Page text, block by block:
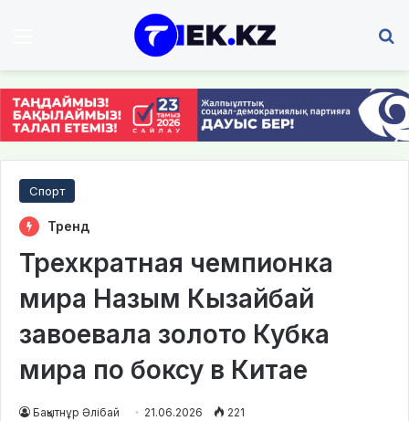
Спорт
Тренд
Трехкратная чемпионка
мира Назым Кызайбай
завоевала золото Кубка
мира по боксу в Китае
Бақытнұр Әлібай 21.06.2026 221